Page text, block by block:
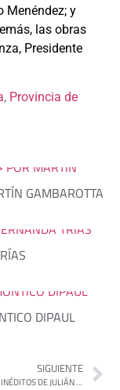
Menéndez; y
las obras
Presidente
, Provincia de
GAMBAROTTA
DIPAUL
SIGUIENTE
TRES POEMAS INÉDITOS DE JULIÁN BEJARANO